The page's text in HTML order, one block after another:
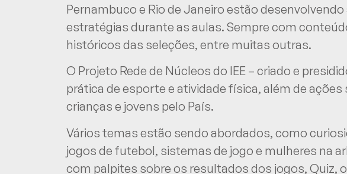
Pernambuco e Rio de Janeiro estão
estratégias durante as aulas. Sempre com
históricos das seleções, entre muitas outras.
O Projeto Rede de Núcleos do IEE – criado e
prática de esporte e atividade física, além de
crianças e jovens pelo País.
Vários temas estão sendo abordados, como
jogos de futebol, sistemas de jogo e mulheres na
com palpites sobre os resultados dos jogos, Quiz,